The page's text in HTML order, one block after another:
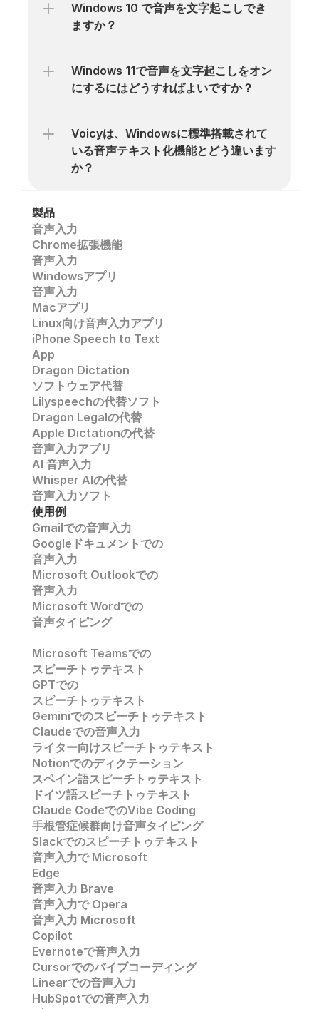
Windows 10 で音声を文字起こしでき
ますか？
Windows 11で音声を文字起こしをオン
にするにはどうすればよいですか？
Voicyは、Windowsに標準搭載されて
いる音声テキスト化機能とどう違います
か？
製品
音声入力
Chrome拡張機能
音声入力
Windowsアプリ
音声入力
Macアプリ
Linux向け音声入力アプリ
iPhone Speech to Text
App
Dragon Dictation
ソフトウェア代替
Lilyspeechの代替ソフト
Dragon Legalの代替
Apple Dictationの代替
音声入力アプリ
AI 音声入力
Whisper AIの代替
音声入力ソフト
使用例
Gmailでの音声入力
Googleドキュメントでの
音声入力
Microsoft Outlookでの
音声入力
Microsoft Wordでの
音声タイピング
Microsoft Teamsでの
スピーチトゥテキスト
GPTでの
スピーチトゥテキスト
Geminiでのスピーチトゥテキスト
Claudeでの音声入力
ライター向けスピーチトゥテキスト
Notionでのディクテーション
スペイン語スピーチトゥテキスト
ドイツ語スピーチトゥテキスト
Claude CodeでのVibe Coding
手根管症候群向け音声タイピング
Slackでのスピーチトゥテキスト
音声入力で Microsoft
Edge
音声入力 Brave
音声入力で Opera
音声入力 Microsoft
Copilot
Evernoteで音声入力
Cursorでのバイブコーディング
Linearでの音声入力
HubSpotでの音声入力